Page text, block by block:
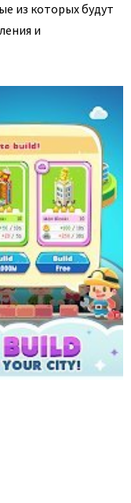
из которых будут
и